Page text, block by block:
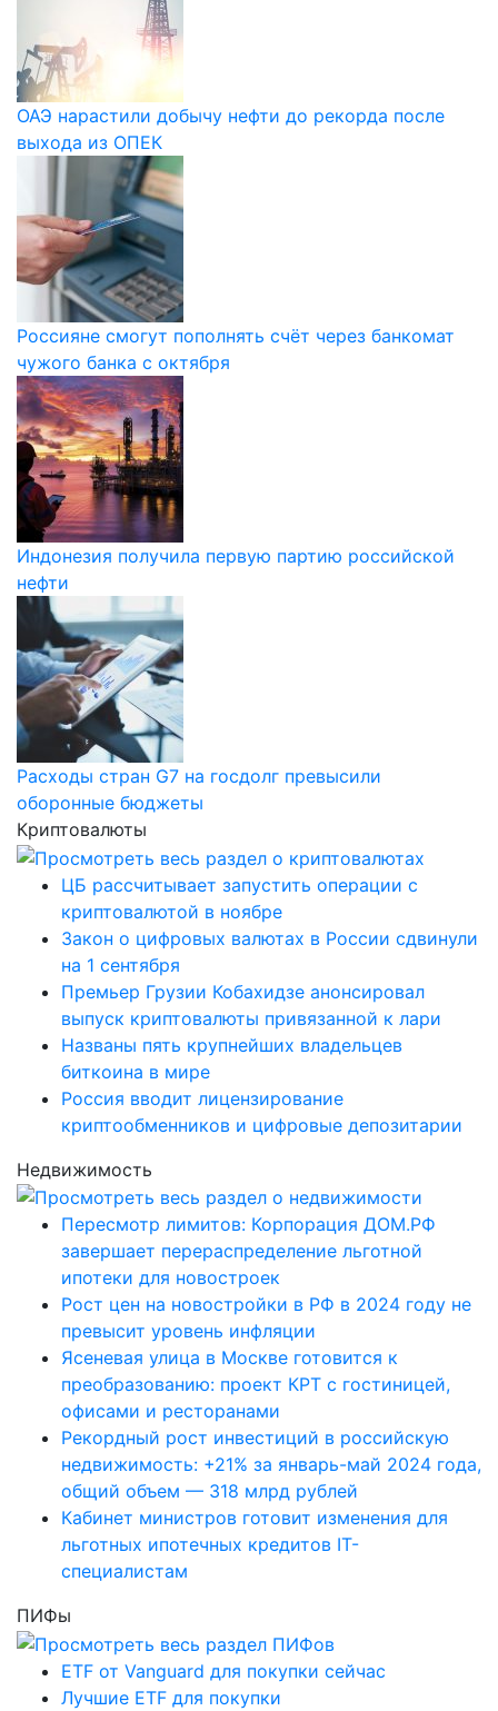
ОАЭ нарастили добычу нефти до рекорда после
выхода из ОПЕК
Россияне смогут пополнять счёт через банкомат
чужого банка с октября
Индонезия получила первую партию российской
нефти
Расходы стран G7 на госдолг превысили
оборонные бюджеты
Криптовалюты
ЦБ рассчитывает запустить операции с
криптовалютой в ноябре
Закон о цифровых валютах в России сдвинули
на 1 сентября
Премьер Грузии Кобахидзе анонсировал
выпуск криптовалюты привязанной к лари
Названы пять крупнейших владельцев
биткоина в мире
Россия вводит лицензирование
криптообменников и цифровые депозитарии
Недвижимость
Пересмотр лимитов: Корпорация ДОМ.РФ
завершает перераспределение льготной
ипотеки для новостроек
Рост цен на новостройки в РФ в 2024 году не
превысит уровень инфляции
Ясеневая улица в Москве готовится к
преобразованию: проект КРТ с гостиницей,
офисами и ресторанами
Рекордный рост инвестиций в российскую
недвижимость: +21% за январь-май 2024 года,
общий объем — 318 млрд рублей
Кабинет министров готовит изменения для
льготных ипотечных кредитов IT-
специалистам
ПИФы
ETF от Vanguard для покупки сейчас
Лучшие ETF для покупки